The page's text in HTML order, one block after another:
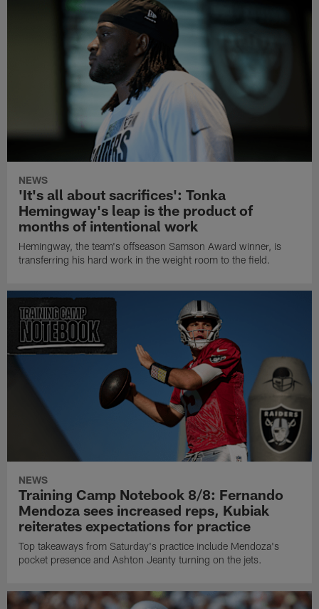
NEWS
'It's all about sacrifices': Tonka
Hemingway's leap is the product of
months of intentional work
Hemingway, the team's offseason Samson Award winner, is
transferring his hard work in the weight room to the field.
NEWS
Training Camp Notebook 8/8: Fernando
Mendoza sees increased reps, Kubiak
reiterates expectations for practice
Top takeaways from Saturday's practice include Mendoza's
pocket presence and Ashton Jeanty turning on the jets.